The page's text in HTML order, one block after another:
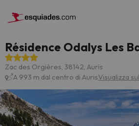
Résidence Odalys Les
Zac des Orgières, 38142, Auris
A 993 m dal centro di AurisVisualizza